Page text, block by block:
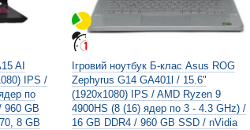
AI
IPS /
по
960 GB
8 GB
Ігровий ноутбук Б-клас Asus ROG
Zephyrus G14 GA401l / 15.6"
(1920x1080) IPS / AMD Ryzen 9
4900HS (8 (16) ядер по 3 - 4.3 GHz) /
16 GB DDR4 / 960 GB SSD / nVidia